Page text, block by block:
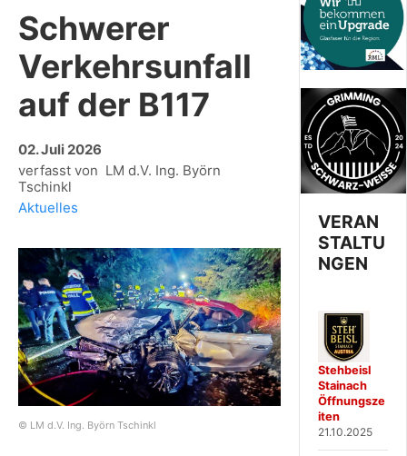
Schwerer
Verkehrsunfall
auf der B117
02. Juli 2026
verfasst von LM d.V. Ing. Byörn
Tschinkl
Aktuelles
© LM d.V. Ing. Byörn Tschinkl
VERAN
STALTU
NGEN
Stehbeisl
Stainach
Öffnungsze
iten
21.10.2025